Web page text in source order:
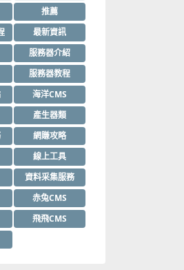
推薦
最新資訊
服務器介紹
服務器教程
海洋CMS
產生器類
網賺攻略
線上工具
資料采集服務
赤兔CMS
飛飛CMS